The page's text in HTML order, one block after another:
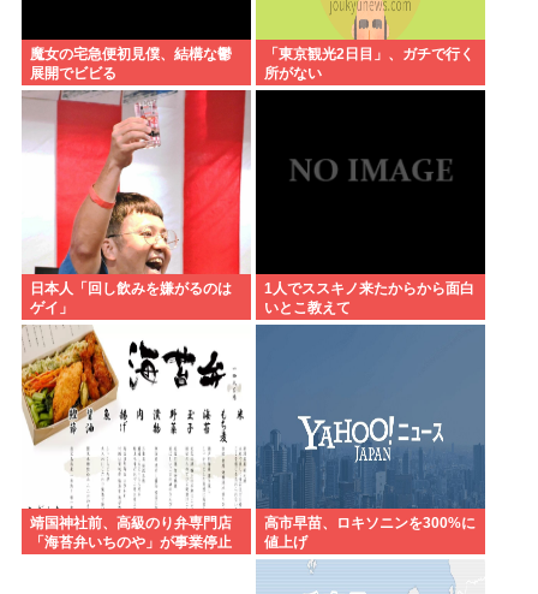
魔女の宅急便初見僕、結構な鬱
展開でビビる
「東京観光2日目」、ガチで行く
所がない
日本人「回し飲みを嫌がるのは
ゲイ」
1人でススキノ来たからから面白
いとこ教えて
靖国神社前、高級のり弁専門店
「海苔弁いちのや」が事業停止
高市早苗、ロキソニンを300%に
値上げ